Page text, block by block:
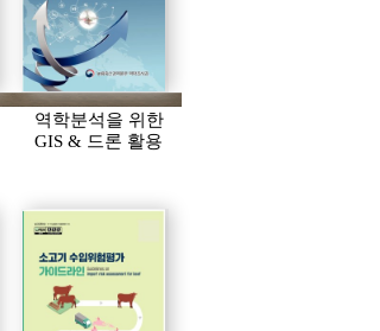
역학분석을 위한
GIS & 드론 활용